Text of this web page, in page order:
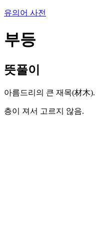
유의어 사전
부등
뜻풀이
아름드리의 큰 재목(材木).
층이 져서 고르지 않음.